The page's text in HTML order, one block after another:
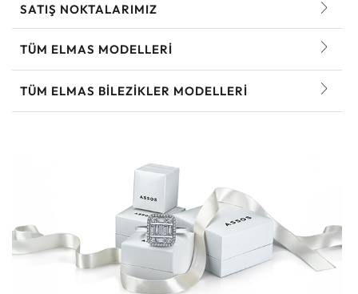
SATIŞ NOKTALARIMIZ
TÜM ELMAS MODELLERI
TÜM ELMAS BILEZIKLER MODELLERI